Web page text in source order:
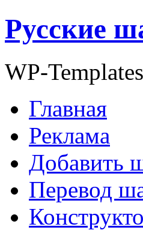
Русские
WP-
Главная
Реклама
Добавить
Перевод